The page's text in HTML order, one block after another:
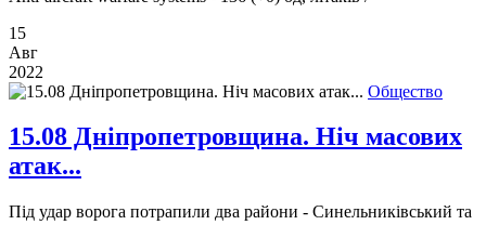
15
Авг
2022
Общество
15.08 Дніпропетровщина. Ніч масових
атак...
Під удар ворога потрапили два райони - Синельниківський та